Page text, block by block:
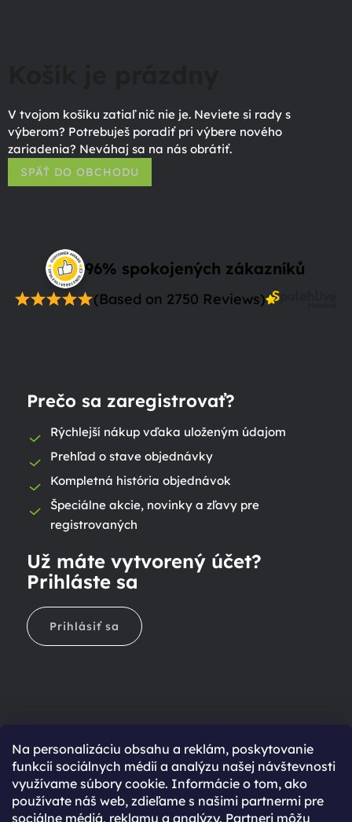
Na personalizáciu obsahu a reklám, poskytovanie
funkcií sociálnych médií a analýzu našej návštevnosti
využívame súbory cookie. Informácie o tom, ako
používate náš web, zdieľame s našimi partnermi pre
sociálne médiá, reklamu a analýzy. Partneri môžu
V tvojom košíku zatiaľ nič nie je. Neviete si rady s
výberom? Potrebuješ poradiť pri výbere nového
zariadenia? Neváhaj sa na nás obrátiť.
SPÄŤ DO OBCHODU
96% spokojených zákazníků
(Based on 2750 Reviews)
Prečo sa zaregistrovať?
Rýchlejší nákup vďaka uloženým údajom
Prehľad o stave objednávky
Kompletná história objednávok
Špeciálne akcie, novinky a zľavy pre
registrovaných
Už máte vytvorený účet?
Prihláste sa
Prihlásiť sa
Ešte nemáte účet?
Rýchlejší nákup vďaka uloženým údajom
Prehľad o stave objednávky